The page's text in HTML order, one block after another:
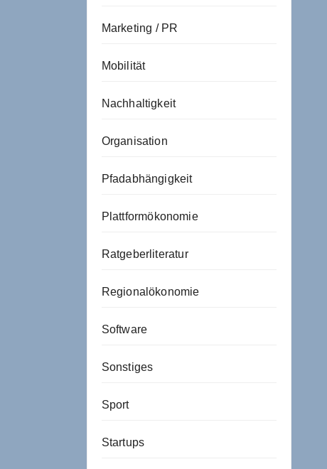
Marketing / PR
Mobilität
Nachhaltigkeit
Organisation
Pfadabhängigkeit
Plattformökonomie
Ratgeberliteratur
Regionalökonomie
Software
Sonstiges
Sport
Startups